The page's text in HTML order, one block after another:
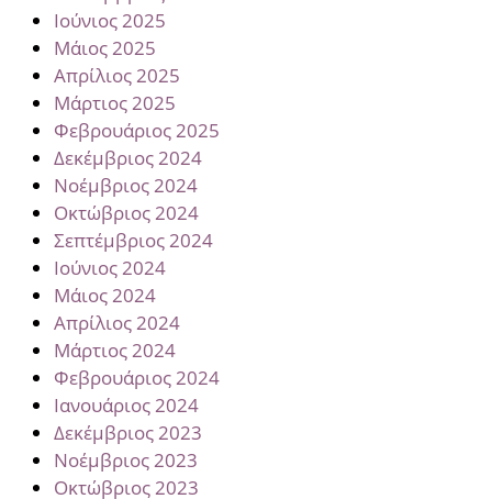
Ιούνιος 2025
Μάιος 2025
Απρίλιος 2025
Μάρτιος 2025
Φεβρουάριος 2025
Δεκέμβριος 2024
Νοέμβριος 2024
Οκτώβριος 2024
Σεπτέμβριος 2024
Ιούνιος 2024
Μάιος 2024
Απρίλιος 2024
Μάρτιος 2024
Φεβρουάριος 2024
Ιανουάριος 2024
Δεκέμβριος 2023
Νοέμβριος 2023
Οκτώβριος 2023